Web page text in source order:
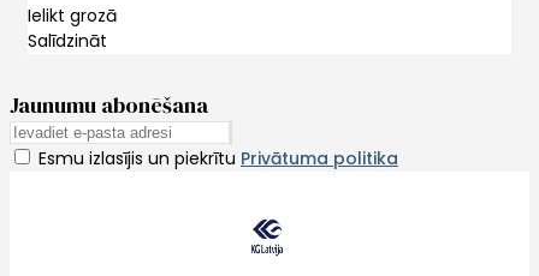
Ielikt grozā
Salīdzināt
Jaunumu abonēšana
Esmu izlasījis un piekrītu Privātuma politika